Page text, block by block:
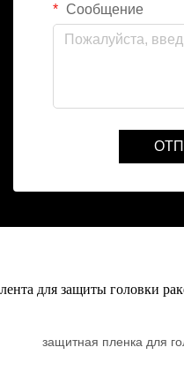
Сообщение
лента для защиты головки
защитная пленка для